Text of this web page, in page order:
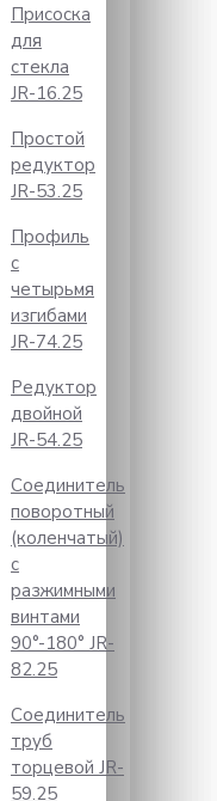
Присоска
для
стекла
JR-16.25
Простой
редуктор
JR-53.25
Профиль
с
четырьмя
изгибами
JR-74.25
Редуктор
двойной
JR-54.25
Соединитель
поворотный
(коленчатый)
с
разжимными
винтами
90°-180° JR-
82.25
Соединитель
труб
торцевой JR-
59.25